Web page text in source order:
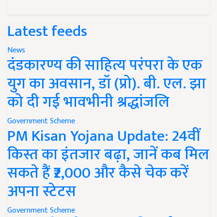
Latest feeds
News
दंडकारण्य की साहित्य परंपरा के एक
युग का अवसान, डॉ (प्रो). बी. एल. झा
को दी गई भावभीनी श्रद्धांजलि
Government Scheme
PM Kisan Yojana Update: 24वीं
किस्त का इंतजार बढ़ा, जानें कब मिल
सकते हैं ₹2,000 और कैसे चेक करें
अपना स्टेटस
Government Scheme